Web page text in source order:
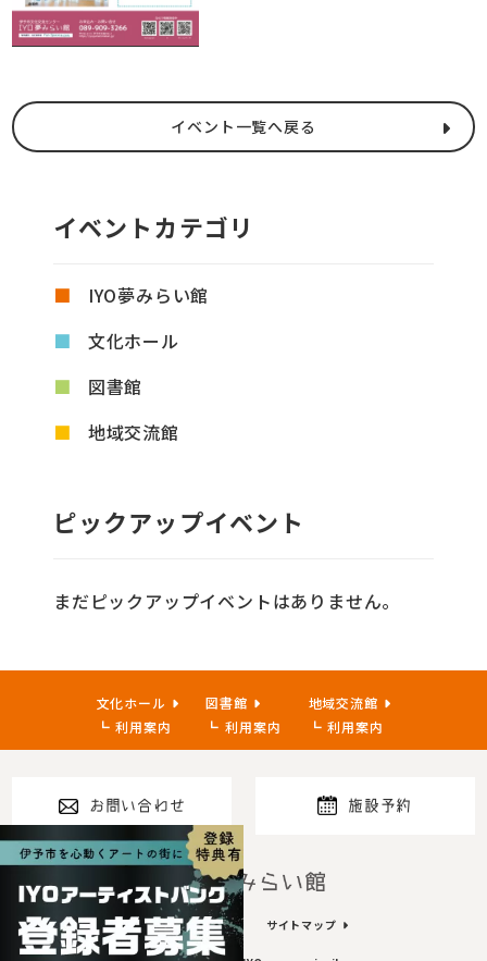
イベント一覧へ戻る
イベントカテゴリ
IYO夢みらい館
文化ホール
図書館
地域交流館
ピックアップイベント
まだピックアップイベントはありません。
文化ホール
利用案内
図書館
利用案内
地域交流館
利用案内
お問い合わせ 施設予約
指定管理者 プライバシーポリシー サイトマップ